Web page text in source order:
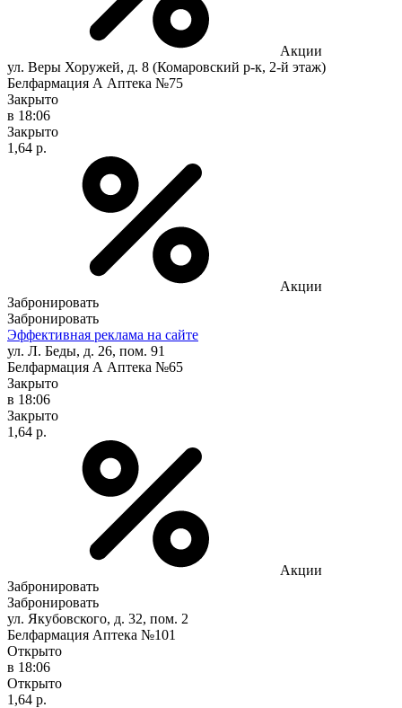
Акции
ул. Веры Хоружей, д. 8 (Комаровский р-к, 2-й этаж)
Белфармация А Аптека №75
Закрыто
в 18:06
Закрыто
1,64 р.
Акции
Забронировать
Забронировать
Эффективная реклама на сайте
ул. Л. Беды, д. 26, пом. 91
Белфармация А Аптека №65
Закрыто
в 18:06
Закрыто
1,64 р.
Акции
Забронировать
Забронировать
ул. Якубовского, д. 32, пом. 2
Белфармация Аптека №101
Открыто
в 18:06
Открыто
1,64 р.